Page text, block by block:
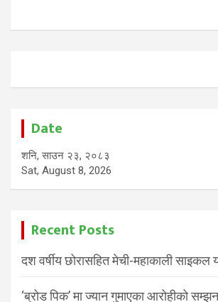
Date
शनि, साउन २३, २०८३
Sat, August 8, 2026
Recent Posts
दश वर्षीय छोरासहित मेची-महाकाली साइकल
‘ब्रोड पिक’ मा ज्यान गुमाएका आरोहीको